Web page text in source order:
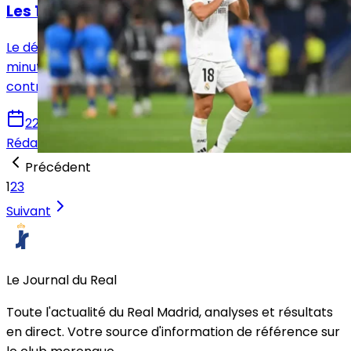
Les 100 jours d'attente pour Jesus Vallejo
Le défenseur espagnol du Real Madrid n'a joué que 10
minutes cette saison. À 100 jours de la fin de son
contrat, quel avenir est réservé à Vallejo ?
22 mars 2025
Rédaction Le Journal du Real
Précédent
123
Suivant
Le Journal du Real
Toute l'actualité du Real Madrid, analyses et résultats
en direct. Votre source d'information de référence sur